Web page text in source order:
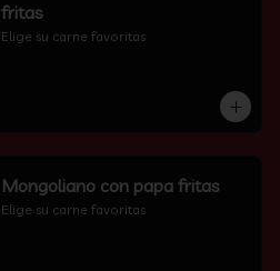
fritas
Elige su carne favoritas
Mongoliano con papa fritas
Elige su carne favoritas